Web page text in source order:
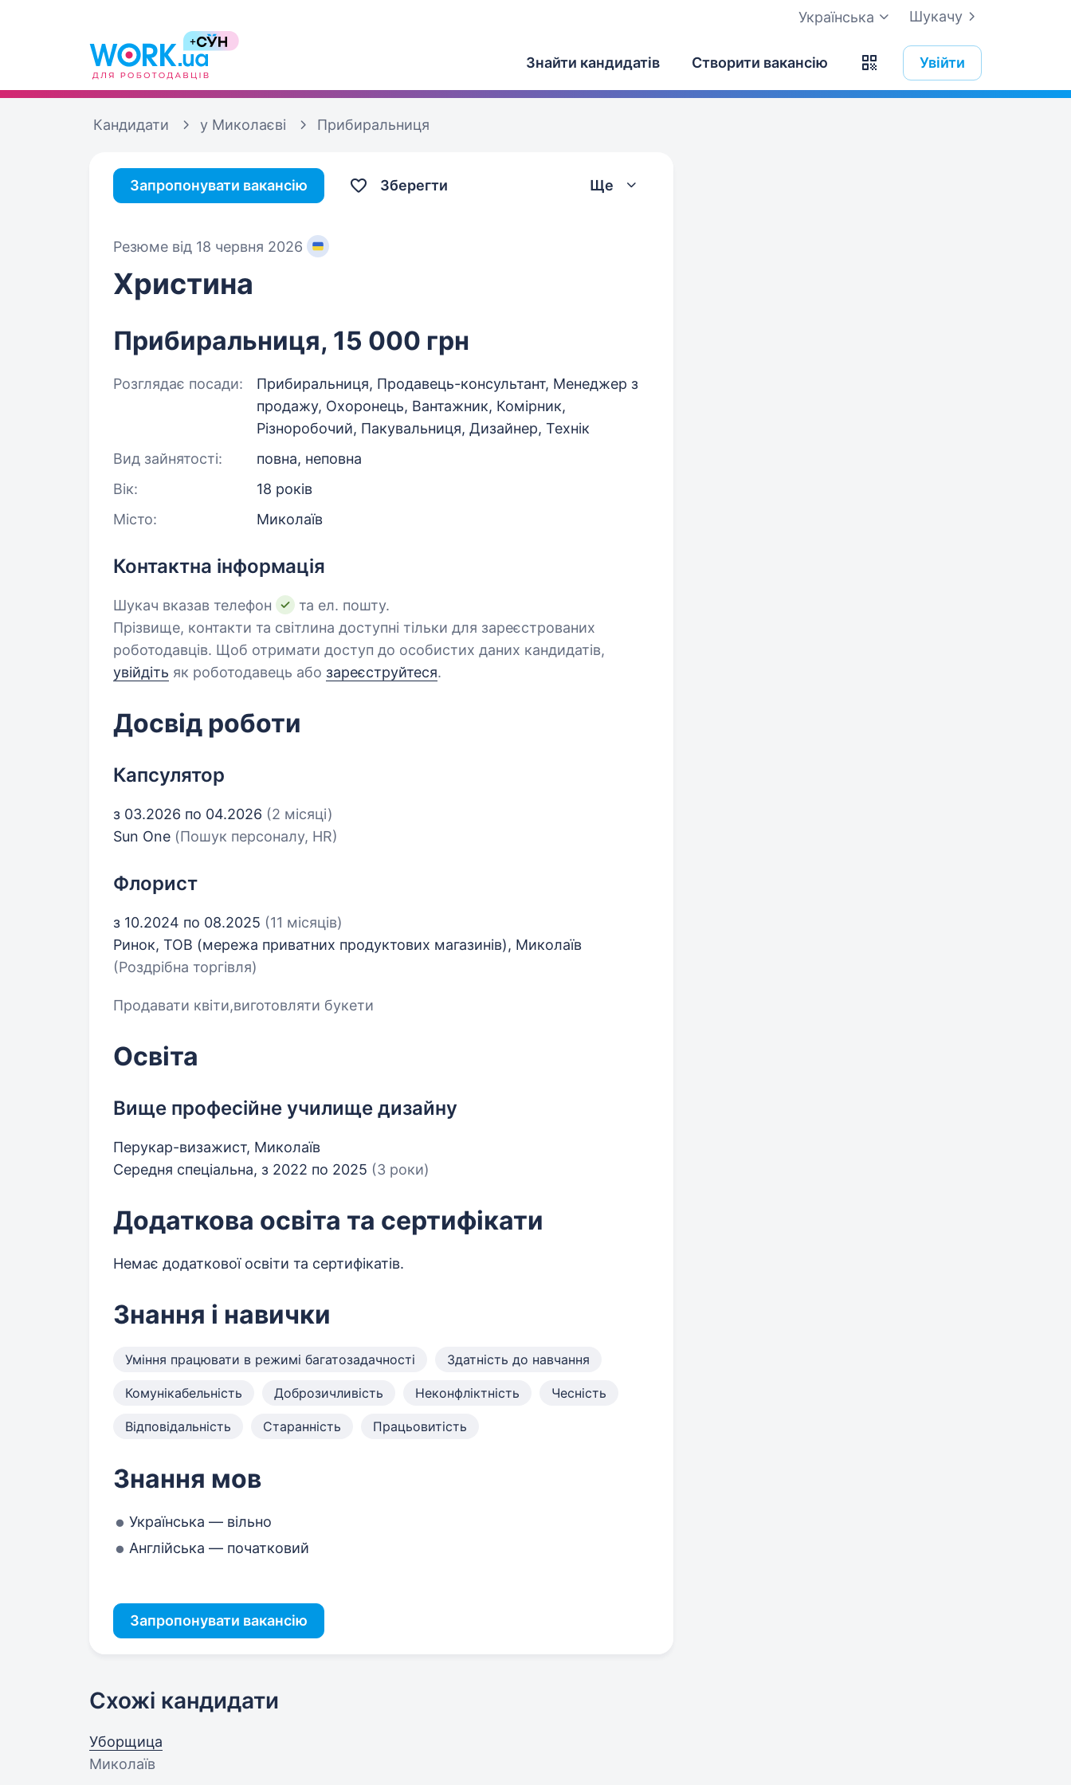
Шукачу
Українська
Знайти кандидатів Створити вакансію Увійти
Кандидати у Миколаєві Прибиральниця
Запропонувати вакансію Зберегти Ще
Резюме від 18 червня 2026
Христина
Прибиральниця, 15 000 грн
Розглядає посади:
Прибиральниця, Продавець-консультант, Менеджер з
продажу, Охоронець, Вантажник, Комірник,
Різноробочий, Пакувальниця, Дизайнер, Технік
Вид зайнятості:
повна, неповна
Вік:
18 років
Місто:
Миколаїв
Контактна інформація
Шукач вказав телефон
та ел. пошту.
Прізвище, контакти та світлина доступні тільки для зареєстрованих
роботодавців. Щоб отримати доступ до особистих даних кандидатів,
увійдіть як роботодавець або зареєструйтеся.
Досвід роботи
Капсулятор
з 03.2026 по 04.2026 (2 місяці)
Sun One (Пошук персоналу, HR)
Флорист
з 10.2024 по 08.2025 (11 місяців)
Ринок, ТОВ (мережа приватних продуктових магазинів), Миколаїв
(Роздрібна торгівля)
Продавати квіти,виготовляти букети
Освіта
Вище професійне училище дизайну
Перукар-визажист, Миколаїв
Середня спеціальна, з 2022 по 2025 (3 роки)
Додаткова освіта та сертифікати
Немає додаткової освіти та сертифікатів.
Знання і навички
Уміння працювати в режимі багатозадачності Здатність до навчання
Комунікабельність Доброзичливість Неконфліктність Чесність
Відповідальність Старанність Працьовитість
Знання мов
Українська — вільно
Англійська — початковий
Запропонувати вакансію
Схожі кандидати
Уборщица
Миколаїв